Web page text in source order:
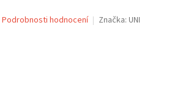
Podrobnosti hodnocení Značka: UNI